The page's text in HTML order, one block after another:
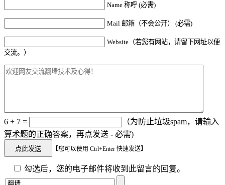
Name 称呼 (必需)
Mail 邮箱（不会公开） (必需)
Website（若您有网站，请留下网址以便
交流。）
6 + 7 =
（为防止垃圾spam，请输入
算术题的正确答案，再点发送 - 必需)
【您可以使用 Ctrl+Enter 快速发送】
勾选后，您的电子邮件将收到此留言的回复。